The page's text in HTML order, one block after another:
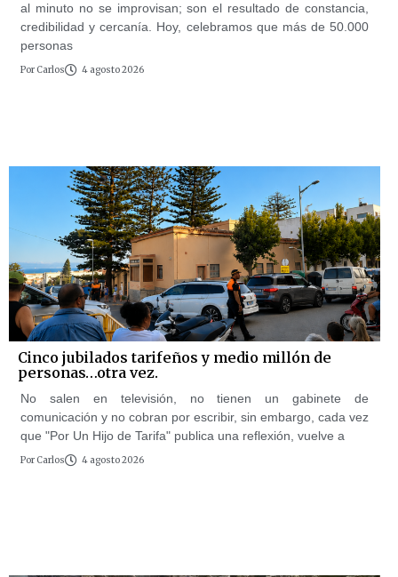
al minuto no se improvisan; son el resultado de constancia,
credibilidad y cercanía. Hoy, celebramos que más de 50.000
personas
Por Carlos 4 agosto 2026
Cinco jubilados tarifeños y medio millón de
personas…otra vez.
No salen en televisión, no tienen un gabinete de
comunicación y no cobran por escribir, sin embargo, cada vez
que "Por Un Hijo de Tarifa" publica una reflexión, vuelve a
Por Carlos 4 agosto 2026